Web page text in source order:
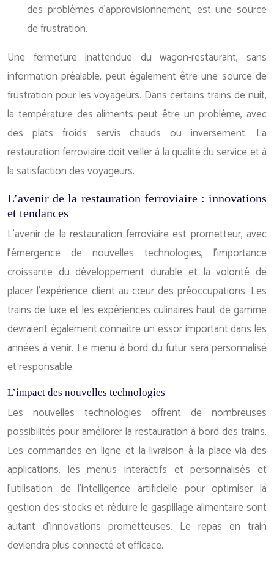
des problèmes d’approvisionnement, est une source
de frustration.
Une fermeture inattendue du wagon-restaurant, sans
information préalable, peut également être une source de
frustration pour les voyageurs. Dans certains trains de nuit,
la température des aliments peut être un problème, avec
des plats froids servis chauds ou inversement. La
restauration ferroviaire doit veiller à la qualité du service et à
la satisfaction des voyageurs.
L’avenir de la restauration ferroviaire : innovations
et tendances
L’avenir de la restauration ferroviaire est prometteur, avec
l’émergence de nouvelles technologies, l’importance
croissante du développement durable et la volonté de
placer l’expérience client au cœur des préoccupations. Les
trains de luxe et les expériences culinaires haut de gamme
devraient également connaître un essor important dans les
années à venir. Le menu à bord du futur sera personnalisé
et responsable.
L’impact des nouvelles technologies
Les nouvelles technologies offrent de nombreuses
possibilités pour améliorer la restauration à bord des trains.
Les commandes en ligne et la livraison à la place via des
applications, les menus interactifs et personnalisés et
l’utilisation de l’intelligence artificielle pour optimiser la
gestion des stocks et réduire le gaspillage alimentaire sont
autant d’innovations prometteuses. Le repas en train
deviendra plus connecté et efficace.